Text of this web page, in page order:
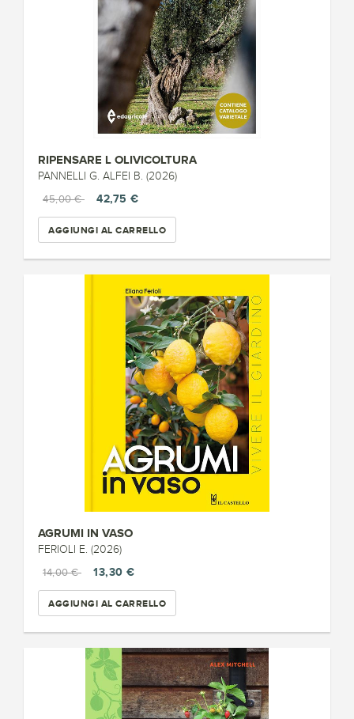
RIPENSARE L OLIVICOLTURA
PANNELLI G. ALFEI B. (2026)
45,00 €
42,75 €
AGGIUNGI AL CARRELLO
AGRUMI IN VASO
FERIOLI E. (2026)
14,00 €
13,30 €
AGGIUNGI AL CARRELLO